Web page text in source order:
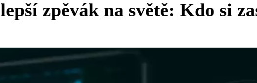
zpěvák na světě: Kdo si